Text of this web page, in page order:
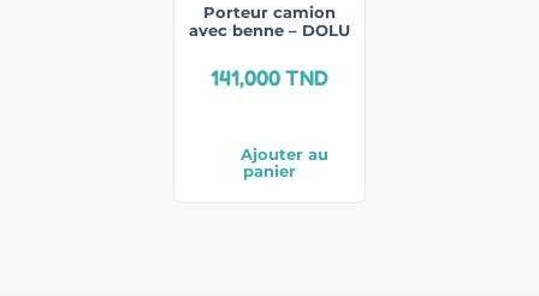
Porteur camion
avec benne – DOLU
141,000TND
Ajouter au
panier